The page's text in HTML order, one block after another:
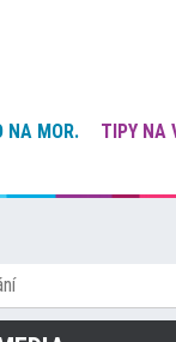
NA MOR. TIPY NA